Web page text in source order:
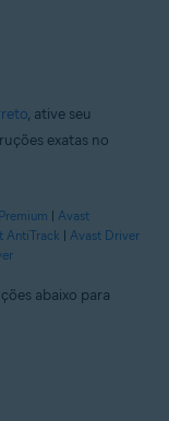
, ative seu
exatas no
| Avast
AntiTrack | Avast Driver
abaixo para